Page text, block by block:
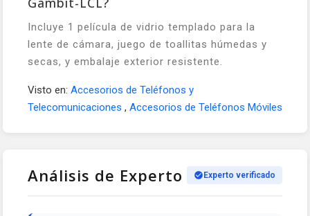
Incluye 1 película de vidrio templado para la
lente de cámara, juego de toallitas húmedas y
secas, y embalaje exterior resistente.
Visto en: Accesorios de Teléfonos y
Telecomunicaciones , Accesorios de Teléfonos Móviles
Análisis de Experto Experto verificado